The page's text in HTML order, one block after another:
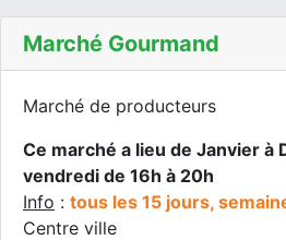
Marché Gourmand
Marché de producteurs
Ce marché a lieu de Janvier à
vendredi de 16h à 20h
Info : tous les 15 jours,
Centre ville